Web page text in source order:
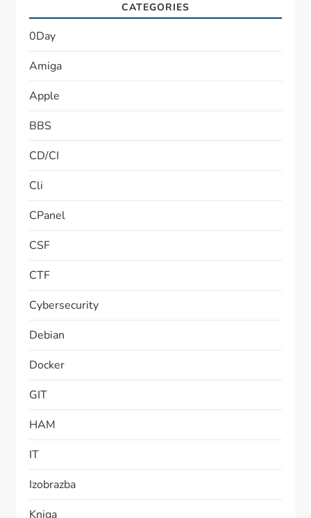
CATEGORIES
0Day
Amiga
Apple
BBS
CD/CI
Cli
CPanel
CSF
CTF
Cybersecurity
Debian
Docker
GIT
HAM
IT
Izobrazba
Kniga